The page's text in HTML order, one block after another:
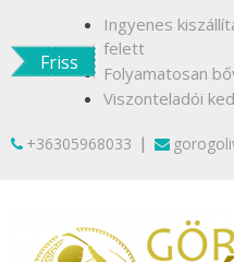
contentFriss
Ingyenes
felett
Folyamatosan
Viszonteladói
+36305968033 |